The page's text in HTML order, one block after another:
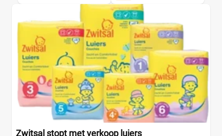
Zwitsal stopt met verkoop luiers